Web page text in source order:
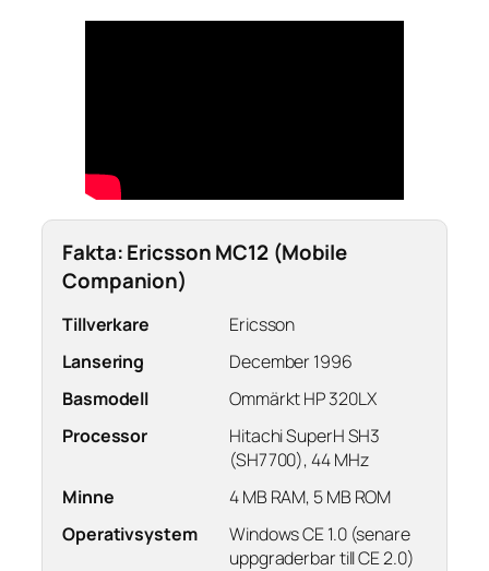
Fakta: Ericsson MC12 (Mobile
Companion)
Tillverkare
Ericsson
Lansering
December 1996
Basmodell
Ommärkt HP 320LX
Processor
Hitachi SuperH SH3
(SH7700), 44 MHz
Minne
4 MB RAM, 5 MB ROM
Operativsystem
Windows CE 1.0 (senare
uppgraderbar till CE 2.0)